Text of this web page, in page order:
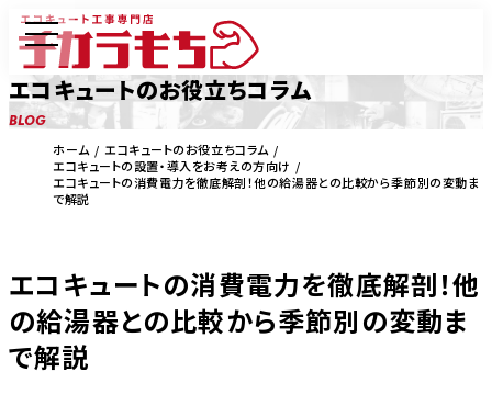
エコキュートのお役立ちコラム
BLOG
ホーム
エコキュートのお役立ちコラム
エコキュートの設置・導入をお考えの方向け
エコキュートの消費電力を徹底解剖！他の給湯器との比較から季節別の変動ま
で解説
エコキュートの消費電力を徹底解剖！他
の給湯器との比較から季節別の変動ま
で解説